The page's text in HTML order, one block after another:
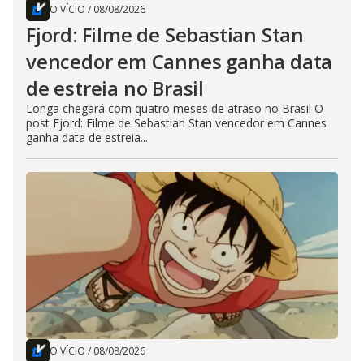
O VÍCIO / 08/08/2026
Fjord: Filme de Sebastian Stan
vencedor em Cannes ganha data
de estreia no Brasil
Longa chegará com quatro meses de atraso no Brasil O
post Fjord: Filme de Sebastian Stan vencedor em Cannes
ganha data de estreia...
O VÍCIO / 08/08/2026